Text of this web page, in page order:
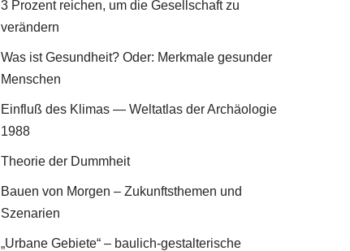
3 Prozent reichen, um die Gesellschaft zu
verändern
Was ist Gesundheit? Oder: Merkmale gesunder
Menschen
Einfluß des Klimas — Weltatlas der Archäologie
1988
Theorie der Dummheit
Bauen von Morgen – Zukunftsthemen und
Szenarien
„Urbane Gebiete“ – baulich-gestalterische